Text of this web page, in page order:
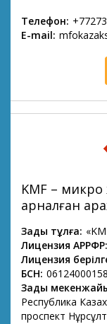
Телефон:
E-mail:
KMF – микро
арналған
Заңды тұлға:
Лицензия АРРФР:
Лицензия
БСН:
Заңды
Республика
проспект